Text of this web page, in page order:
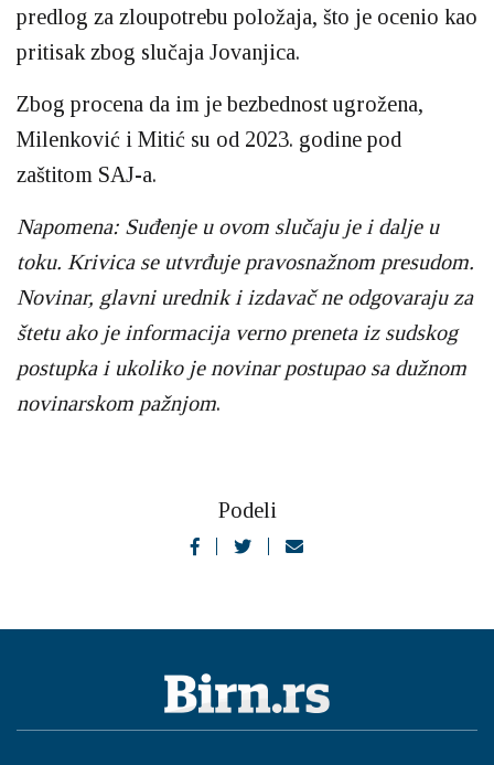
predlog za zloupotrebu položaja, što je ocenio kao
pritisak zbog slučaja Jovanjica.
Zbog procena da im je bezbednost ugrožena,
Milenković i Mitić su od 2023. godine pod
zaštitom SAJ-a.
Napomena: Suđenje u ovom slučaju je i dalje u
toku. Krivica se utvrđuje pravosnažnom presudom.
Novinar, glavni urednik i izdavač ne odgovaraju za
štetu ako je informacija verno preneta iz sudskog
postupka i ukoliko je novinar postupao sa dužnom
novinarskom pažnjom.
Podeli